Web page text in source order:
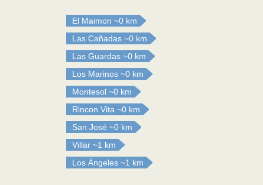
El Maimon ~0 km
Las Cañadas ~0 km
Las Guardas ~0 km
Los Marinos ~0 km
Montesol ~0 km
Rincon Vita ~0 km
San José ~0 km
Villar ~1 km
Los Ángeles ~1 km